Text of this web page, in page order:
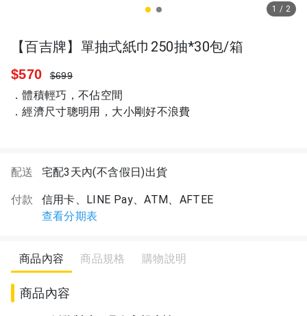
1 / 2
【百吉牌】單抽式紙巾250抽*30包/箱
$570 $699
．體積輕巧，不佔空間
．經濟尺寸聰明用，大小剛好不浪費
配送 宅配3天內(不含假日)出貨
付款
信用卡、LINE Pay、ATM、AFTEE
查看分期表
商品內容 商品規格 購物說明
商品內容